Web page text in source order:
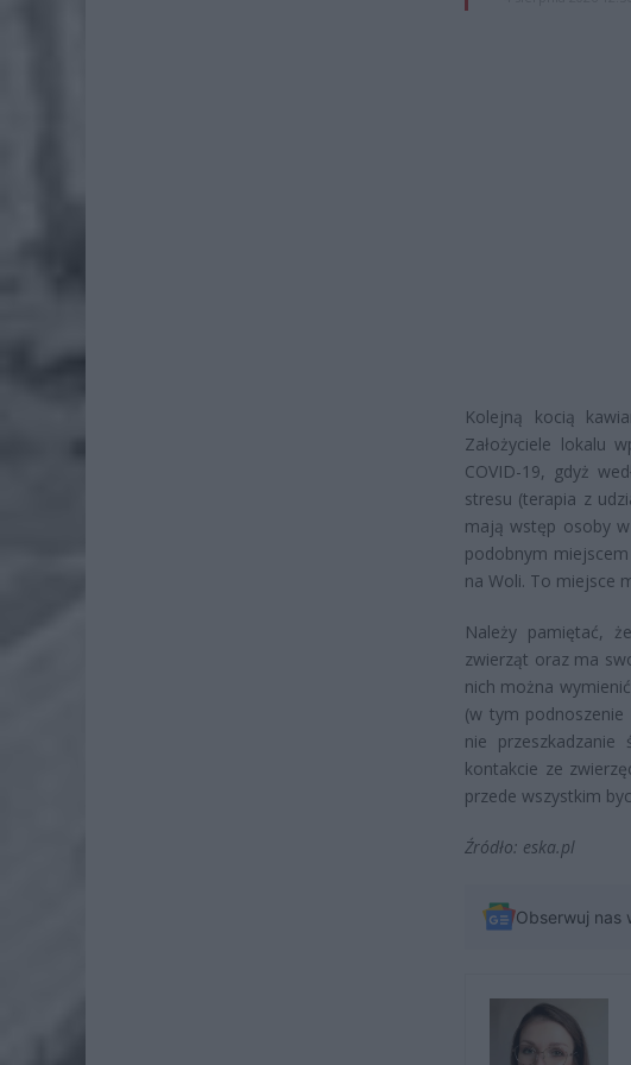
Kolejną kocią
Założyciele lokalu
COVID-19, gdyż
stresu (terapia z
mają wstęp osoby
podobnym
na Woli. To miejsce
Należy pamiętać,
zwierząt oraz ma
nich można
(w tym podnoszenie
nie
kontakcie ze
przede wszystkim
Źródło: eska.pl
Obserwuj nas